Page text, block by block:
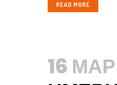
READ MORE
16 ΜΑΡ